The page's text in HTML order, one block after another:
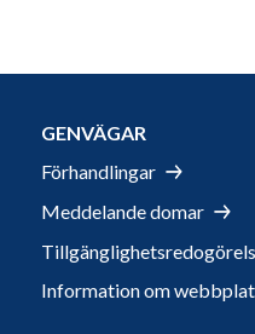
GENVÄGAR
Förhandlingar
Meddelande domar
Information om